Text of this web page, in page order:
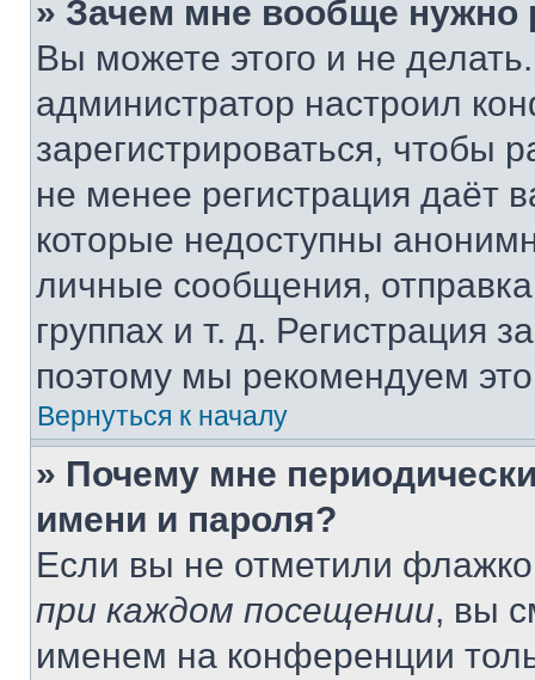
» Зачем мне вообще нужно
Вы можете этого и не
администратор настроил
зарегистрироваться, чтобы
не менее регистрация даёт
которые недоступны
личные сообщения,
группах и т. д. Регистрация
поэтому мы рекомендуем
Вернуться к началу
» Почему мне
имени и пароля?
Если вы не отметили
при каждом посещении, вы
именем на конференции